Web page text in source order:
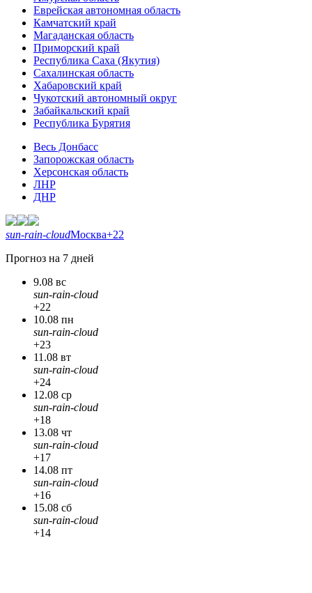
Еврейская автономная область
Камчатский край
Магаданская область
Приморский край
Республика Саха (Якутия)
Сахалинская область
Хабаровский край
Чукотский автономный округ
Забайкальский край
Республика Бурятия
Весь Донбасс
Запорожская область
Херсонская область
ЛНР
ДНР
sun-rain-cloudМосква+22
Прогноз на 7 дней
9.08 вс
sun-rain-cloud
+22
10.08 пн
sun-rain-cloud
+23
11.08 вт
sun-rain-cloud
+24
12.08 ср
sun-rain-cloud
+18
13.08 чт
sun-rain-cloud
+17
14.08 пт
sun-rain-cloud
+16
15.08 сб
sun-rain-cloud
+14